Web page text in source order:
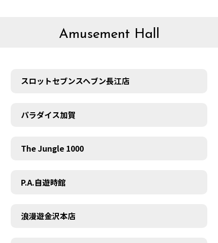
Amusement Hall
スロットセブンスヘブン長江店
パラダイス加賀
The Jungle 1000
P.A.自遊時館
浪漫遊金沢本店